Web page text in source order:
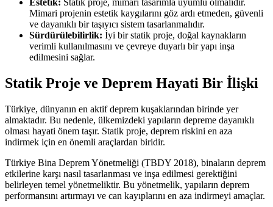
Mimari projenin estetik kaygılarını göz ardı etmeden, güvenli
ve dayanıklı bir taşıyıcı sistem tasarlanmalıdır.
Sürdürülebilirlik: İyi bir statik proje, doğal kaynakların
verimli kullanılmasını ve çevreye duyarlı bir yapı inşa
edilmesini sağlar.
Statik Proje ve Deprem Hayati Bir İlişki
Türkiye, dünyanın en aktif deprem kuşaklarından birinde yer
almaktadır. Bu nedenle, ülkemizdeki yapıların depreme dayanıklı
olması hayati önem taşır. Statik proje, deprem riskini en aza
indirmek için en önemli araçlardan biridir.
Türkiye Bina Deprem Yönetmeliği (TBDY 2018), binaların deprem
etkilerine karşı nasıl tasarlanması ve inşa edilmesi gerektiğini
belirleyen temel yönetmeliktir. Bu yönetmelik, yapıların deprem
performansını artırmayı ve can kayıplarını en aza indirmeyi amaçlar.